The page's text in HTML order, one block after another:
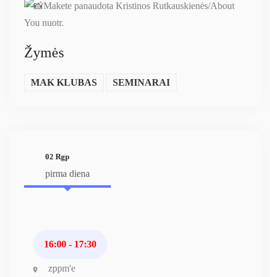
Makete panaudota Kristinos Rutkauskienės/About
You nuotr.
Žymės
MAK KLUBAS SEMINARAI
02 Rgp
pirma diena
16:00 - 17:30
zppm'e